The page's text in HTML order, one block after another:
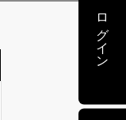
ログイン